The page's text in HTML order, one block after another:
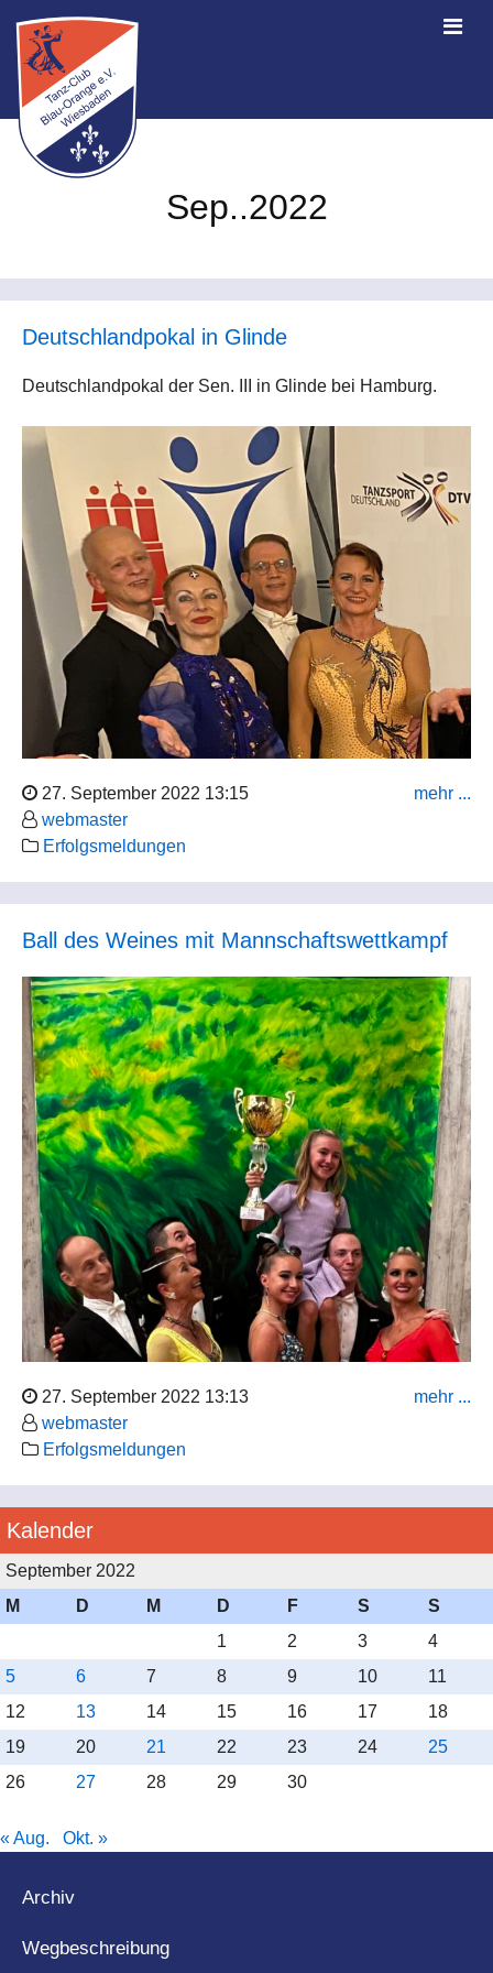
Sep..2022
Deutschlandpokal in Glinde
Deutschlandpokal der Sen. III in Glinde bei Hamburg.
Am Samstag den 24.09.2021 fand der Deutschlandpokal
Sen. III S, in Glinde statt. 106 Paare aus dem gesamten
Bundesgebiet haben daran teilgenommen. Vom TC Blau-
Orange e. V. Wiesbaden waren Stefan und Bettina
Strupp, sowie Harald Konhäuser und Anja Hesele am
Start. Hessen stellte insgesamt 7 Paare aus
verschiedenen Vereinen.
Stefan und Bettina Strupp erreichten den 43. Platz.
Harald Konhäuser / Anja Hesele erreichten als
Platz.
Herzlichen Glückwunsch
Bild: Privat
27. September 2022 13:15
webmaster
Erfolgsmeldungen
mehr ...
Ball des Weines mit Mannschaftswettkampf
27. September 2022 13:13
webmaster
Erfolgsmeldungen
mehr ...
Kalender
September 2022
M
D M D F S
S
1
2 3
4
5
6 7 8 9 10
11
12
13 14 15 16 17
18
19
20 21 22 23 24
25
26
27 28 29 30
« Aug. Okt. »
Archiv
Wegbeschreibung